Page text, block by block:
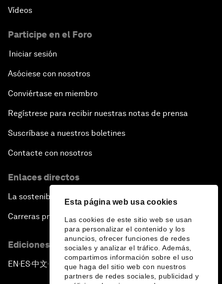
Esta página web usa cookies
Las cookies de este sitio web se usan
para personalizar el contenido y los
anuncios, ofrecer funciones de redes
sociales y analizar el tráfico. Además,
compartimos información sobre el uso
que haga del sitio web con nuestros
partners de redes sociales, publicidad y
Vídeos
Participe en el Foro
Iniciar sesión
Asóciese con nosotros
Conviértase en miembro
Regístrese para recibir nuestras notas de prensa
Suscríbase a nuestros boletines
Contacte con nosotros
Enlaces directos
La sostenibilidad en el Foro
Carreras profesionales
Ediciones en otros idiomas
EN ▪ES▪中文▪ 日本語